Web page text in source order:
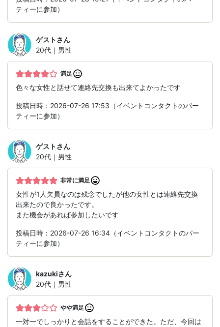
ティーに参加）
ゲストさん
20代｜男性
満足
色々な女性と話せて連絡先交換も出来てよかったです
投稿日時：2026-07-26 17:53（イベントコンタクトのパー
ティーに参加）
ゲストさん
20代｜男性
非常に満足
女性が1人欠員なのは残念でしたが他の女性とは連絡先交換
出来たので良かったです。
また機会があれば参加したいです
投稿日時：2026-07-26 16:34（イベントコンタクトのパー
ティーに参加）
kazukiさん
20代｜男性
やや満足
一対一でしっかりと会話をすることができた。ただ、今回は